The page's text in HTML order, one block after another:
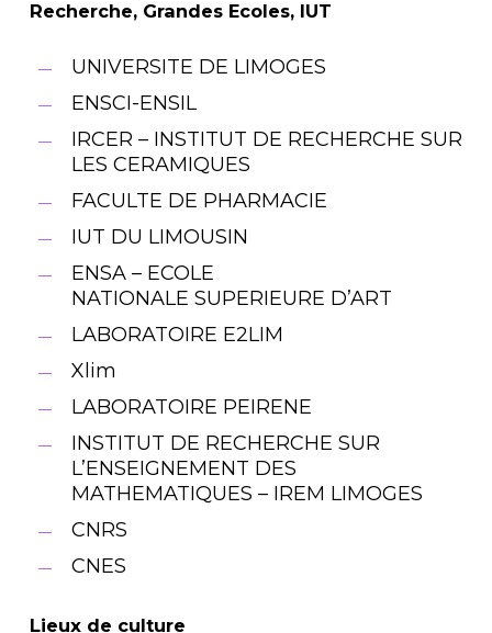
Recherche, Grandes Ecoles, IUT
UNIVERSITE DE LIMOGES
ENSCI-ENSIL
IRCER – INSTITUT DE RECHERCHE SUR
LES CERAMIQUES
FACULTE DE PHARMACIE
IUT DU LIMOUSIN
ENSA – ECOLE
NATIONALE SUPERIEURE D’ART
LABORATOIRE E2LIM
Xlim
LABORATOIRE PEIRENE
INSTITUT DE RECHERCHE SUR
L’ENSEIGNEMENT DES
MATHEMATIQUES – IREM LIMOGES
CNRS
CNES
Lieux de culture